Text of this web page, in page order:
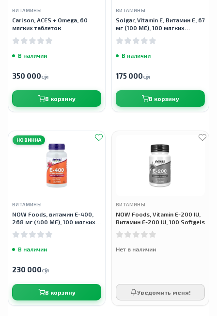
ВИТАМИНЫ
Carlson, ACES + Omega, 60
мягких таблеток
В наличии
350 000сӯм
В корзину
ВИТАМИНЫ
Solgar, Vitamin E, Витамин E, 67
мг (100 МЕ), 100 мягких
В наличии
175 000сӯм
В корзину
НОВИНКА
ВИТАМИНЫ
NOW Foods, витамин E-400,
268 мг (400 МЕ), 100 мягких
В наличии
230 000сӯм
В корзину
ВИТАМИНЫ
NOW Foods, Vitamin E-200 IU,
Витамин E-200 IU, 100 Softgels
Нет в наличии
Уведомить меня!